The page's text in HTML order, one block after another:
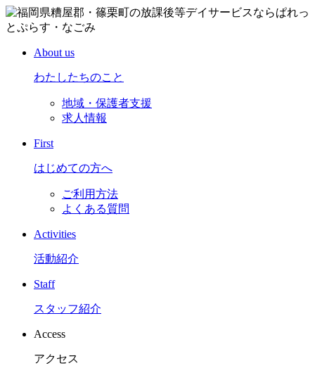
About us
わたしたちのこと
地域・保護者支援
求人情報
First
はじめての方へ
ご利用方法
よくある質問
Activities
活動紹介
Staff
スタッフ紹介
Access
アクセス